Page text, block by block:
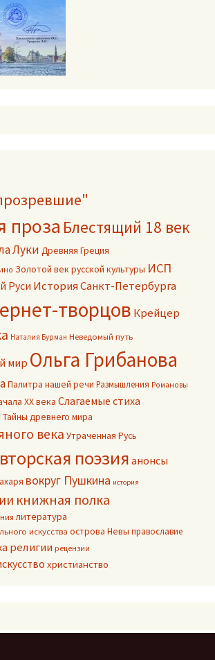
проза Блестящий 18 век
Луки Древняя Греция
Золотой век русской культуры ИСП
Руси История Санкт-Петербурга
творцов Крейцер
Наталия Бурман Неведомый путь
мир Ольга Грибанова
Палитра нашей речи Размышления Романовы
ХХ века Слагаемые стиха
Тайны древнего мира
века Утраченная Русь
поэзияанонсы
вокруг Пушкина история
книжная полка
литература
искусства острова Невы православие
религии рецензии
христианство